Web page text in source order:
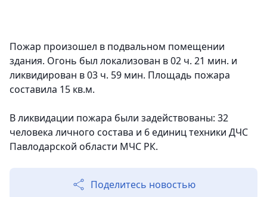
Пожар произошел в подвальном помещении
здания. Огонь был локализован в 02 ч. 21 мин. и
ликвидирован в 03 ч. 59 мин. Площадь пожара
составила 15 кв.м.
В ликвидации пожара были задействованы: 32
человека личного состава и 6 единиц техники ДЧС
Павлодарской области МЧС РК.
Поделитесь новостью